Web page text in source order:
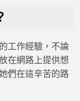
工作經驗，不論
在網路上提供想
們在這辛苦的路